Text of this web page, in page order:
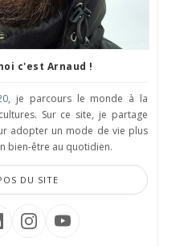
c'est Arnaud !
, je parcours le monde à la
Sur ce site, je partage
adopter un mode de vie plus
bien-être au quotidien.
DU SITE